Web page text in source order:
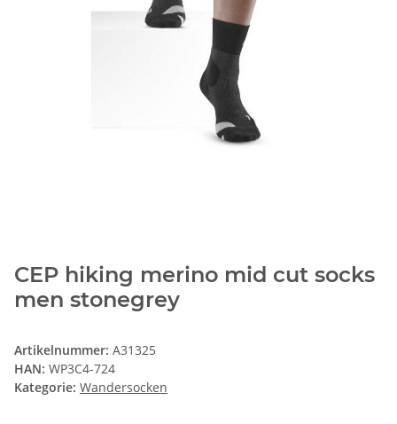
CEP hiking merino mid cut socks
men stonegrey
Artikelnummer: A31325
HAN: WP3C4-724
Kategorie: Wandersocken